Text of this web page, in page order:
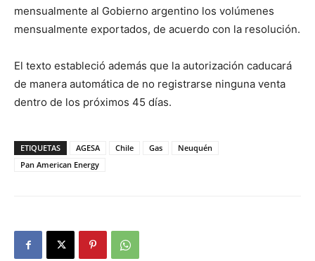
mensualmente al Gobierno argentino los volúmenes
mensualmente exportados, de acuerdo con la resolución.
El texto estableció además que la autorización caducará
de manera automática de no registrarse ninguna venta
dentro de los próximos 45 días.
ETIQUETAS AGESA Chile Gas
Neuquén
Pan American Energy